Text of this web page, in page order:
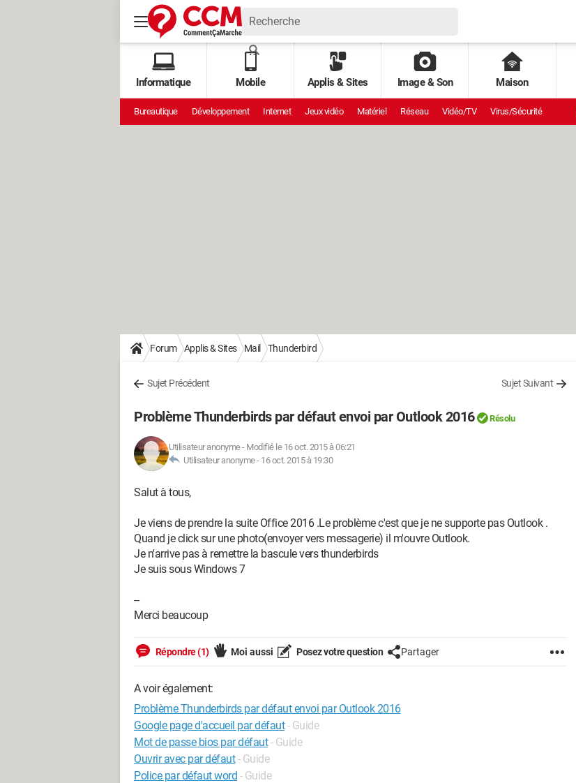
Informatique Mobile Applis & Sites Image & Son Maison
Bureautique Développement Internet Jeux vidéo Matériel Réseau Vidéo/TV Virus/Sécurité
Forum Applis & Sites Mail Thunderbird
Sujet Précédent Sujet Suivant
Problème Thunderbirds par défaut envoi par Outlook 2016 Résolu
Utilisateur anonyme- Modifié le 16 oct. 2015 à 06:21
Utilisateur anonyme - 16 oct. 2015 à 19:30
Salut à tous,
Je viens de prendre la suite Office 2016 .Le problème c'est que je ne supporte pas Outlook .
Quand je click sur une photo(envoyer vers messagerie) il m'ouvre Outlook.
Je n'arrive pas à remettre la bascule vers thunderbirds
Je suis sous Windows 7
--
Merci beaucoup
Répondre (1) Moi aussi Posez votre question Partager
A voir également:
Problème Thunderbirds par défaut envoi par Outlook 2016
Google page d'accueil par défaut - Guide
Mot de passe bios par défaut - Guide
Ouvrir avec par défaut - Guide
Police par défaut word - Guide